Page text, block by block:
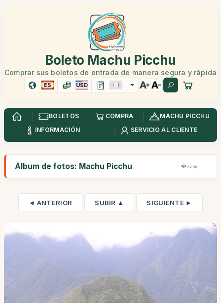
Boleto Machu Picchu
Comprar sus boletos de entrada de manera segura y rápida
ES USD
BOLETOS COMPRA
MACHU PICCHU
INFORMACIÓN
SERVICIO AL CLIENTE
Álbum de fotos: Machu Picchu 52,9K
◄ ANTERIOR SUBIR ▲ SIGUIENTE ►